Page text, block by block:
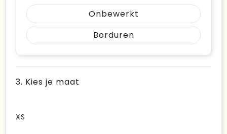
Onbewerkt
Borduren
3. Kies je maat
XS